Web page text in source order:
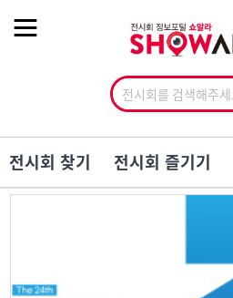
전시회 찾기 전시회 즐기기